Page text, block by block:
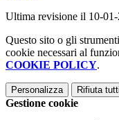
Ultima revisione il 10-
Questo sito o gli
cookie necessari al
COOKIE POLICY.
Personalizza Rifiuta tutti
Gestione cookie